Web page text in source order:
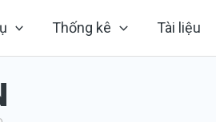
Thống kê Tài liệu